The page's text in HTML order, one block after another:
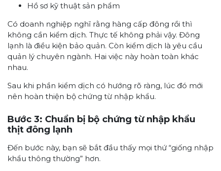
Hồ sơ kỹ thuật sản phẩm
Có doanh nghiệp nghĩ rằng hàng cấp đông rồi thì
không cần kiểm dịch. Thực tế không phải vậy. Đông
lạnh là điều kiện bảo quản. Còn kiểm dịch là yêu cầu
quản lý chuyên ngành. Hai việc này hoàn toàn khác
nhau.
Sau khi phần kiểm dịch có hướng rõ ràng, lúc đó mới
nên hoàn thiện bộ chứng từ nhập khẩu.
Bước 3: Chuẩn bị bộ chứng từ nhập khẩu
thịt đông lạnh
Đến bước này, bạn sẽ bắt đầu thấy mọi thứ “giống nhập
khẩu thông thường” hơn.